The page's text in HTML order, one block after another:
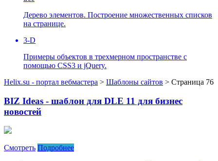
Дерево элементов. Построение множественных списков
на странице.
3-D
Примеры объектов в трехмерном пространстве с
помощью CSS3 и jQuery.
Helix.su - портал вебмастера > Шаблоны сайтов > Страница 76
BIZ Ideas - шаблон для DLE 11 для бизнес
новостей
Смотреть Подробнее